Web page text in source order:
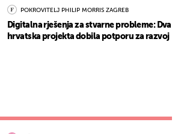
POKROVITELJ PHILIP MORRIS ZAGREB
Digitalna rješenja za stvarne probleme: Dva
hrvatska projekta dobila potporu za razvoj